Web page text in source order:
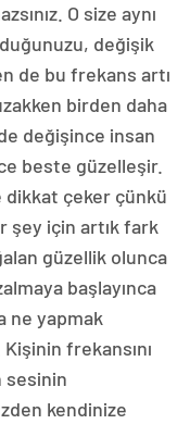
O size aynı
değişik
de bu frekans artı
birden daha
değişince insan
beste güzelleşir.
dikkat çeker çünkü
şey için artık fark
güzellik olunca
başlayınca
ne yapmak
frekansını
sesinin
kendinize